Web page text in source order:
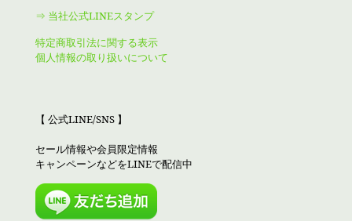
⇒ 当社公式LINEスタンプ
特定商取引法に関する表示
個人情報の取り扱いについて
【 公式LINE/SNS 】
セール情報や会員限定情報
キャンペーンなどをLINEで配信中